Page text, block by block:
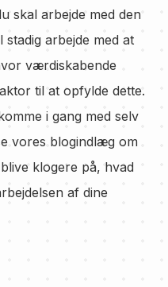
skal arbejde med den
arbejde med at
værdiskabende
til at opfylde dette.
i gang med selv
vores blogindlæg om
klogere på, hvad
af dine